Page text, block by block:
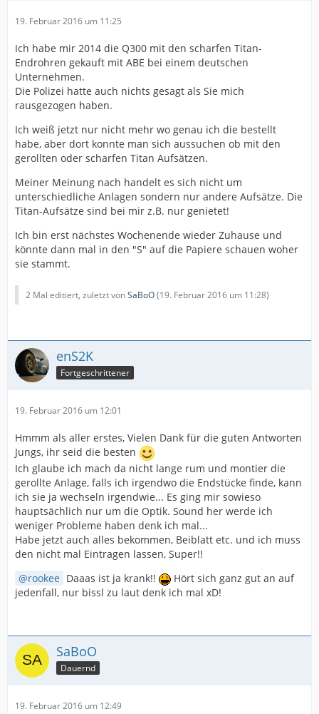
19. Februar 2016 um 11:25
Ich habe mir 2014 die Q300 mit den scharfen Titan-
Endrohren gekauft mit ABE bei einem deutschen
Unternehmen.
Die Polizei hatte auch nichts gesagt als Sie mich
rausgezogen haben.
Ich weiß jetzt nur nicht mehr wo genau ich die bestellt
habe, aber dort konnte man sich aussuchen ob mit den
gerollten oder scharfen Titan Aufsätzen.
Meiner Meinung nach handelt es sich nicht um
unterschiedliche Anlagen sondern nur andere Aufsätze. Die
Titan-Aufsätze sind bei mir z.B. nur genietet!
Ich bin erst nächstes Wochenende wieder Zuhause und
könnte dann mal in den "S" auf die Papiere schauen woher
sie stammt.
2 Mal editiert, zuletzt vonSaBoO(19. Februar 2016 um 11:28)
enS2K
Fortgeschrittener
19. Februar 2016 um 12:01
Hmmm als aller erstes, Vielen Dank für die guten Antworten
Jungs, ihr seid die besten
Ich glaube ich mach da nicht lange rum und montier die
gerollte Anlage, falls ich irgendwo die Endstücke finde, kann
ich sie ja wechseln irgendwie... Es ging mir sowieso
hauptsächlich nur um die Optik. Sound her werde ich
weniger Probleme haben denk ich mal...
Habe jetzt auch alles bekommen, Beiblatt etc. und ich muss
den nicht mal Eintragen lassen, Super!!
rookee Daaas ist ja krank!!
Hört sich ganz gut an auf
jedenfall, nur bissl zu laut denk ich mal xD!
SaBoO
Dauernd
19. Februar 2016 um 12:49